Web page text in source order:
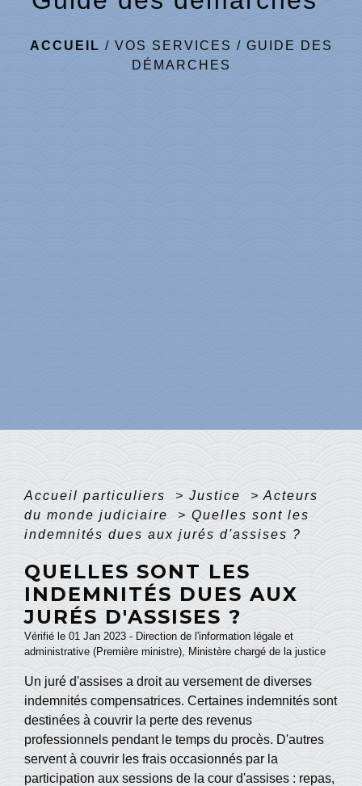
ACCUEIL / VOS SERVICES / GUIDE DES
DÉMARCHES
Accueil particuliers > Justice > Acteurs
du monde judiciaire
> Quelles sont les
indemnités dues aux jurés d'assises ?
QUELLES SONT LES
INDEMNITÉS DUES AUX
JURÉS D'ASSISES ?
Vérifié le 01 Jan 2023 - Direction de l'information légale et
administrative (Première ministre), Ministère chargé de la justice
Un juré d'assises a droit au versement de diverses
indemnités compensatrices. Certaines indemnités sont
destinées à couvrir la perte des revenus
professionnels pendant le temps du procès. D'autres
servent à couvrir les frais occasionnés par la
participation aux sessions de la cour d'assises : repas,